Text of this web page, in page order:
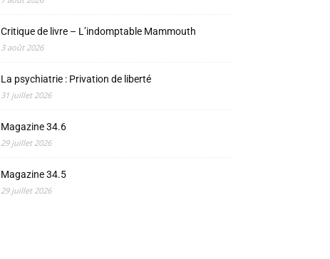
Critique de livre – L’indomptable Mammouth
3 août 2026
La psychiatrie : Privation de liberté
31 juillet 2026
Magazine 34.6
29 juillet 2026
Magazine 34.5
29 juillet 2026